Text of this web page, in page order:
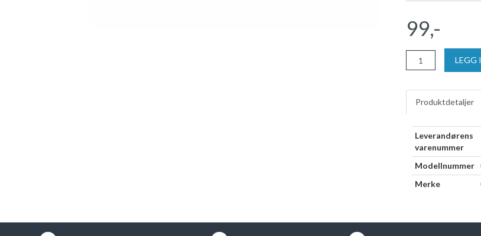
99,-
LEGG
Produktdetaljer
Leverandørens
varenummer
Modellnummer
Merke